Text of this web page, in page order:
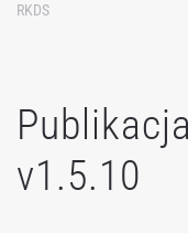
RKDS
v1.5.10